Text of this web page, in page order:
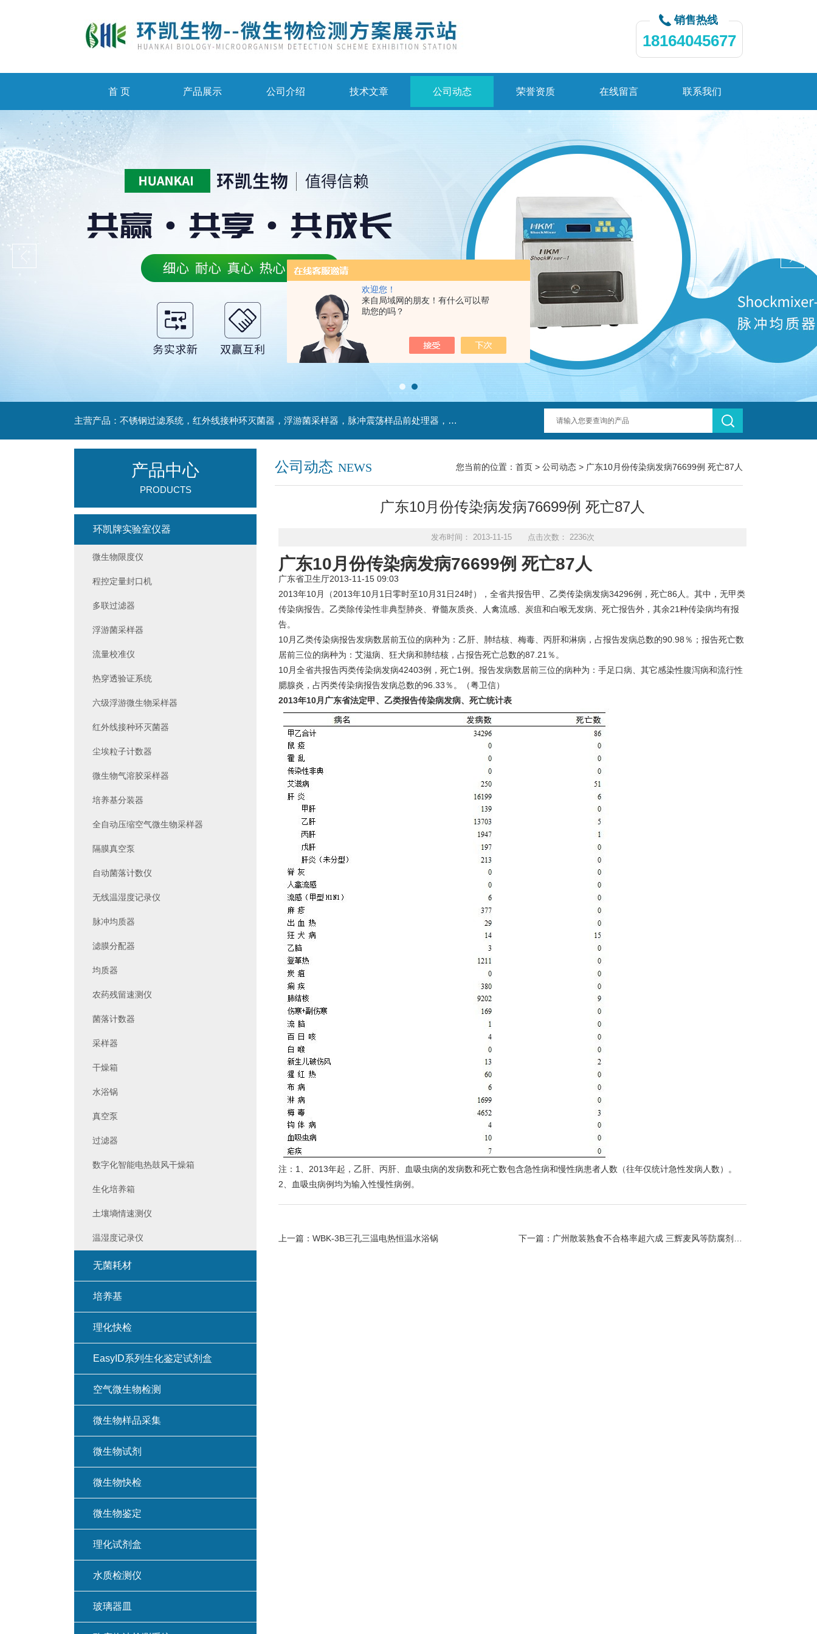
欢迎您！
来自局域网的朋友！有什么可以帮
助您的吗？
销售热线
18164045677
首 页 产品展示 公司介绍 技术文章 公司动态 荣誉资质 在线留言 联系我们
主营产品：不锈钢过滤系统，红外线接种环灭菌器，浮游菌采样器，脉冲震荡样品前处理器，数字化智能电热鼓风干燥箱，数字化智能电热恒温培养箱，实验室设备及环境温湿度监测系统，洁净工作台等实验设仪器设备。
公司动态 NEWS 您当前的位置： 首页 > 公司动态 > 广东10月份传染病发病76699例 死亡87人
广东10月份传染病发病76699例 死亡87人
发布时间： 2013-11-15 点击次数： 2236次
广东10月份传染病发病76699例 死亡87人
广东省卫生厅2013-11-15 09:03
2013年10月（2013年10月1日零时至10月31日24时），全省共报告甲、乙类传染病发病34296例，死亡86人。其中，无甲类
传染病报告。乙类除传染性非典型肺炎、脊髓灰质炎、人禽流感、炭疽和白喉无发病、死亡报告外，其余21种传染病均有报
告。
10月乙类传染病报告发病数居前五位的病种为：乙肝、肺结核、梅毒、丙肝和淋病，占报告发病总数的90.98％；报告死亡数
居前三位的病种为：艾滋病、狂犬病和肺结核，占报告死亡总数的87.21％。
10月全省共报告丙类传染病发病42403例，死亡1例。报告发病数居前三位的病种为：手足口病、其它感染性腹泻病和流行性
腮腺炎，占丙类传染病报告发病总数的96.33％。（粤卫信）
2013年10月广东省法定甲、乙类报告传染病发病、死亡统计表
注：1、2013年起，乙肝、丙肝、血吸虫病的发病数和死亡数包含急性病和慢性病患者人数（往年仅统计急性发病人数）。
2、血吸虫病例均为输入性慢性病例。
下一篇： 广州散装熟食不合格率超六成 三辉麦风等防腐剂超标
上一篇： WBK-3B三孔三温电热恒温水浴锅
产品中心
PRODUCTS
环凯牌实验室仪器
微生物限度仪
程控定量封口机
多联过滤器
浮游菌采样器
流量校准仪
热穿透验证系统
六级浮游微生物采样器
红外线接种环灭菌器
尘埃粒子计数器
微生物气溶胶采样器
培养基分装器
全自动压缩空气微生物采样器
隔膜真空泵
自动菌落计数仪
无线温湿度记录仪
脉冲均质器
滤膜分配器
均质器
农药残留速测仪
菌落计数器
采样器
干燥箱
水浴锅
真空泵
过滤器
数字化智能电热鼓风干燥箱
生化培养箱
土壤墒情速测仪
温湿度记录仪
无菌耗材
培养基
理化快检
EasyID系列生化鉴定试剂盒
空气微生物检测
微生物样品采集
微生物试剂
微生物快检
微生物鉴定
理化试剂盒
水质检测仪
玻璃器皿